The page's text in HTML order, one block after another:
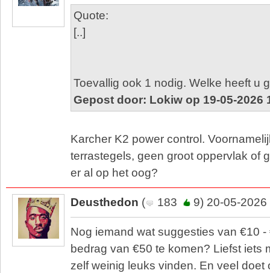
Quote:
[..]
Toevallig ook 1 nodig. Welke heeft u
Gepost door: Lokiw op 19-05-2026
Karcher K2 power control.
terrastegels, geen groot oppervlak of
er al op het oog?
Deusthedon ( 183 9) 20-05-2026
Nog iemand wat suggesties van €10
bedrag van €50 te komen? Liefst iets
zelf weinig leuks vinden. En veel doet